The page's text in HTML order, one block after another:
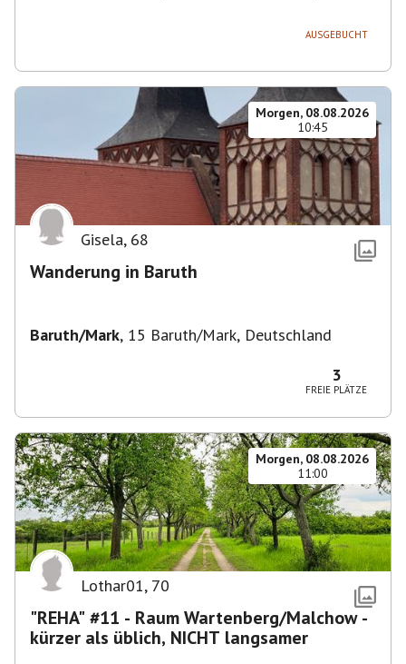
AUSGEBUCHT
Morgen, 08.08.2026
10:45
Gisela, 68
Wanderung in Baruth
Baruth/Mark, 15 Baruth/Mark, Deutschland
3
FREIE PLÄTZE
Morgen, 08.08.2026
11:00
Lothar01, 70
"REHA" #11 - Raum Wartenberg/Malchow -
kürzer als üblich, NICHT langsamer